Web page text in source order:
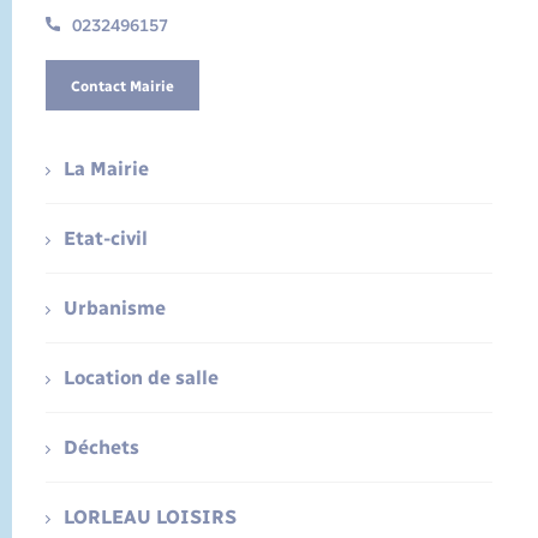
0232496157
Contact Mairie
La Mairie
Etat-civil
Urbanisme
Location de salle
Déchets
LORLEAU LOISIRS